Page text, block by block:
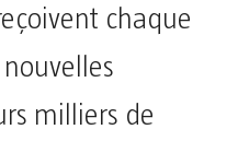
chaque
milliers de